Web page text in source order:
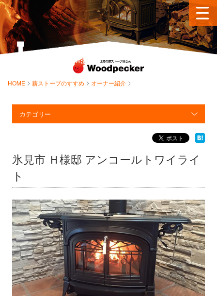
HOME 薪ストーブのすすめ オーナー紹介
カテゴリー
氷見市 Ｈ様邸 アンコールトワイライ
ト